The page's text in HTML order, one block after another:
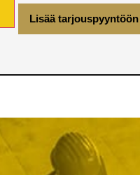
Lisää tarjouspyyntöön